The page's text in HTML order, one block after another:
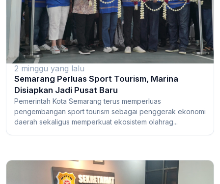
2 minggu yang lalu
Semarang Perluas Sport Tourism, Marina
Disiapkan Jadi Pusat Baru
Pemerintah Kota Semarang terus memperluas
pengembangan sport tourism sebagai penggerak ekonomi
daerah sekaligus memperkuat ekosistem olahrag...